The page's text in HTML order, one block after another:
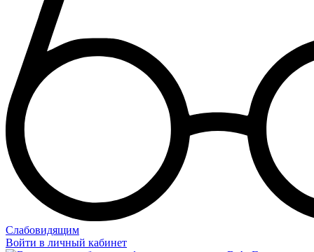
Слабовидящим
Войти в личный кабинет